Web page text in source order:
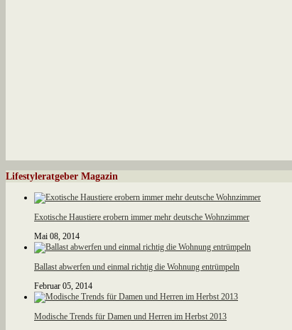
Lifestyleratgeber Magazin
Exotische Haustiere erobern immer mehr deutsche Wohnzimmer
Mai 08, 2014
Ballast abwerfen und einmal richtig die Wohnung entrümpeln
Februar 05, 2014
Modische Trends für Damen und Herren im Herbst 2013